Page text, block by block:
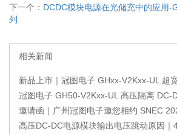
下一个： DCDC模块电源在光储充中的应用-
列
相关新闻
新品上市｜冠图电子 GHxx-V2Kxx-UL 超宽
冠图电子 GH50-V2Kxx-UL 高压隔离 DC-
邀请函｜广州冠图电子邀您相约 SNEC
高压DC-DC电源模块输出电压跳动原因｜4